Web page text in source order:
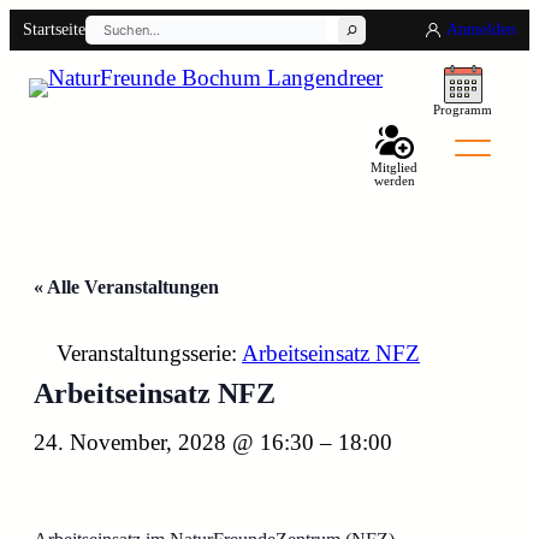
Startseite
Suchen
Anmelden
Programm
Mitglied
werden
Back
« Alle Veranstaltungen
Veranstaltungsserie: Arbeitseinsatz NFZ
Arbeitseinsatz NFZ
24. November, 2028 @ 16:30 – 18:00